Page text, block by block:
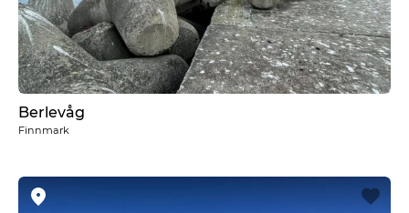
Berlevåg
Finnmark